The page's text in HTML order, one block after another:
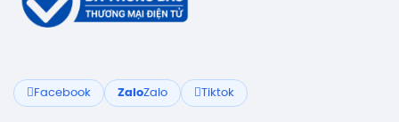
Facebook ZaloZalo Tiktok